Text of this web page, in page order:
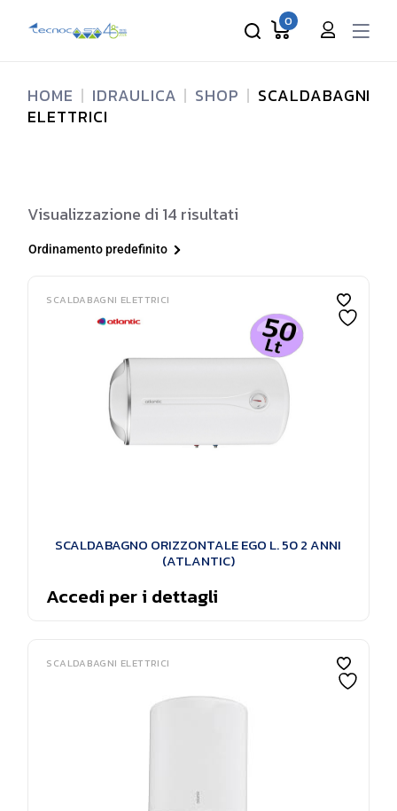
0
HOME IDRAULICA SHOP
SCALDABAGNI
ELETTRICI
Visualizzazione di 14 risultati
Ordinamento predefinito
SCALDABAGNI ELETTRICI
SCALDABAGNO ORIZZONTALE EGO L. 50 2 ANNI
(ATLANTIC)
Accedi per i dettagli
SCALDABAGNI ELETTRICI